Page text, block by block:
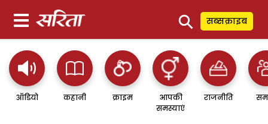
⚲ सब्सक्राइब
ऑडियो कहानी क्राइम
आपकी
समस्याएं
राजनीति